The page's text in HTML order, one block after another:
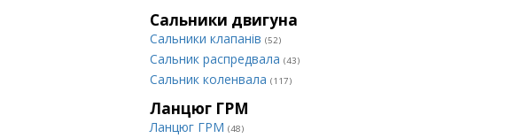
Сальники двигуна
Сальники клапанів (52)
Сальник распредвала (43)
Сальник коленвала (117)
Ланцюг ГРМ
Ланцюг ГРМ (48)